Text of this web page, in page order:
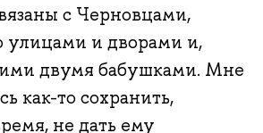
с Черновцами,
улицами и дворами и,
двумя бабушками. Мне
как-то сохранить,
не дать ему